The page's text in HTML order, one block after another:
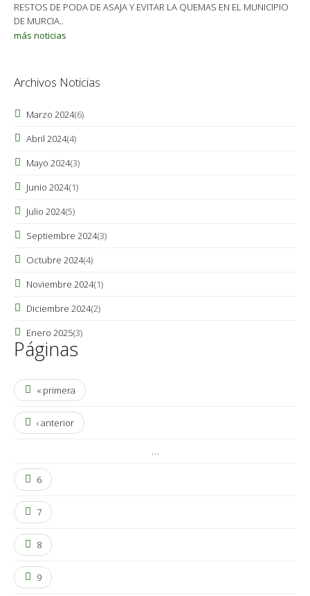
RESTOS DE PODA DE ASAJA Y EVITAR LA QUEMAS EN EL MUNICIPIO
DE MURCIA..
más noticias
Archivos Noticias
Marzo 2024(6)
Abril 2024(4)
Mayo 2024(3)
Junio 2024(1)
Julio 2024(5)
Septiembre 2024(3)
Octubre 2024(4)
Noviembre 2024(1)
Diciembre 2024(2)
Enero 2025(3)
Páginas
« primera
‹ anterior
…
6
7
8
9